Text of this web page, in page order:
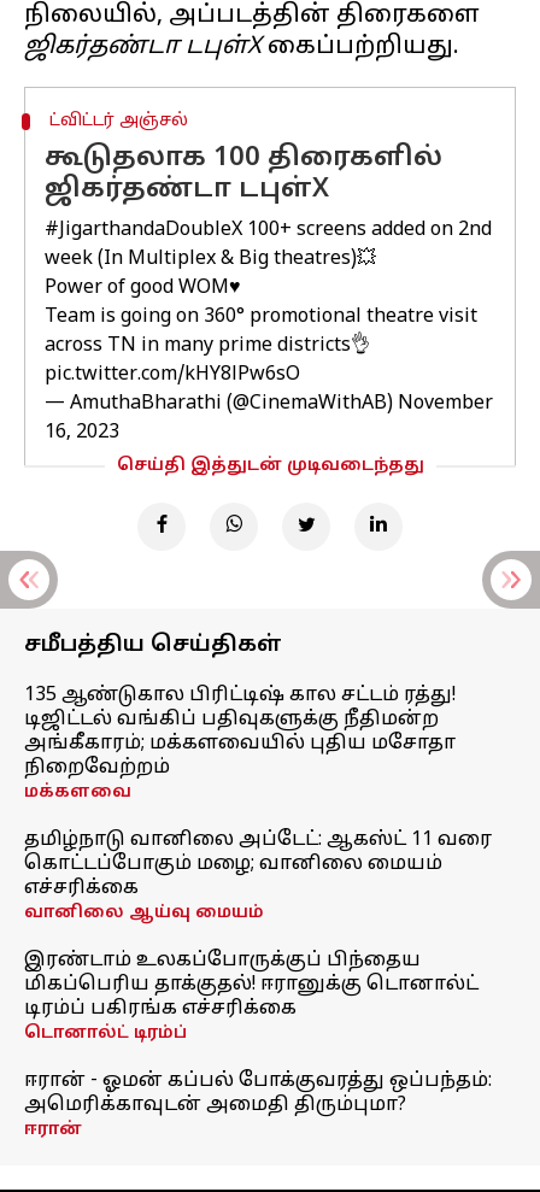
நிலையில், அப்படத்தின் திரைகளை
ஜிகர்தண்டா டபுள்X
ட்விட்டர் அஞ்சல்
கூடுதலாக 100 திரைகளில்
ஜிகர்தண்டா டபுள்X
#JigarthandaDoubleX 100+ screens added on 2nd
week (In Multiplex & Big theatres)💥
Power of good WOM♥️
Team is going on 360° promotional theatre visit
across TN in many prime districts👌
pic.twitter.com/kHY8lPw6sO
— AmuthaBharathi (@CinemaWithAB) November
16, 2023
செய்தி இத்துடன் முடிவடைந்தது
சமீபத்திய செய்திகள்
135 ஆண்டுகால பிரிட்டிஷ் கால சட்டம் ரத்து!
டிஜிட்டல் வங்கிப் பதிவுகளுக்கு நீதிமன்ற
அங்கீகாரம்; மக்களவையில் புதிய மசோதா
நிறைவேற்றம்
மக்களவை
தமிழ்நாடு வானிலை அப்டேட்: ஆகஸ்ட் 11 வரை
கொட்டப்போகும் மழை; வானிலை மையம்
எச்சரிக்கை
வானிலை ஆய்வு மையம்
இரண்டாம் உலகப்போருக்குப் பிந்தைய
மிகப்பெரிய தாக்குதல்! ஈரானுக்கு டொனால்ட்
டிரம்ப் பகிரங்க எச்சரிக்கை
டொனால்ட் டிரம்ப்
ஈரான் - ஓமன் கப்பல் போக்குவரத்து ஒப்பந்தம்:
அமெரிக்காவுடன் அமைதி திரும்புமா?
ஈரான்